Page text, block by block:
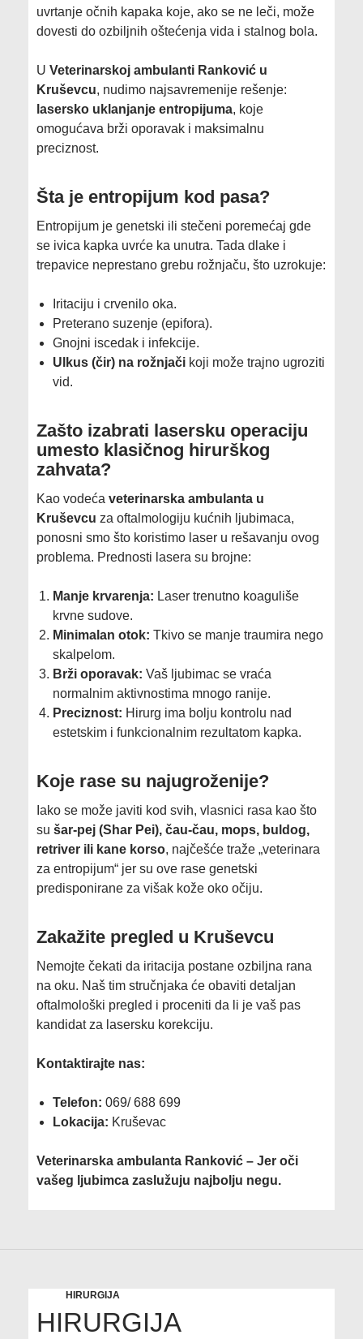
uvrtanje očnih kapaka koje, ako se ne leči, može
dovesti do ozbiljnih oštećenja vida i stalnog bola.
​U Veterinarskoj ambulanti Ranković u
Kruševcu, nudimo najsavremenije rešenje:
lasersko uklanjanje entropijuma, koje
omogućava brži oporavak i maksimalnu
preciznost.
​Šta je entropijum kod pasa?
​Entropijum je genetski ili stečeni poremećaj gde
se ivica kapka uvrće ka unutra. Tada dlake i
trepavice neprestano grebu rožnjaču, što uzrokuje:
​Iritaciju i crvenilo oka.
​Preterano suzenje (epifora).
​Gnojni iscedak i infekcije.
Ulkus (čir) na rožnjačikoji može trajno ugroziti
vid.
​Zašto izabrati lasersku operaciju
umesto klasičnog hirurškog
zahvata?
​Kao vodeća veterinarska ambulanta u
Kruševcu za oftalmologiju kućnih ljubimaca,
ponosni smo što koristimo laser u rešavanju ovog
problema. Prednosti lasera su brojne:
Manje krvarenja: Laser trenutno koaguliše
krvne sudove.
Minimalan otok: Tkivo se manje traumira nego
skalpelom.
Brži oporavak: Vaš ljubimac se vraća
normalnim aktivnostima mnogo ranije.
Preciznost: Hirurg ima bolju kontrolu nad
estetskim i funkcionalnim rezultatom kapka.
​Koje rase su najugroženije?
​Iako se može javiti kod svih, vlasnici rasa kao što
su šar-pej (Shar Pei), čau-čau, mops, buldog,
retriver ili kane korso, najčešće traže „veterinara
za entropijum“ jer su ove rase genetski
predisponirane za višak kože oko očiju.
​Zakažite pregled u Kruševcu
​Nemojte čekati da iritacija postane ozbiljna rana
na oku. Naš tim stručnjaka će obaviti detaljan
oftalmološki pregled i proceniti da li je vaš pas
kandidat za lasersku korekciju.
Kontaktirajte nas:
Telefon: 069/ 688 699
Lokacija: Kruševac
Veterinarska ambulanta Ranković – Jer oči
vašeg ljubimca zaslužuju najbolju negu.
HIRURGIJA
HIRURGIJA